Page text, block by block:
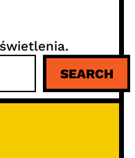
SEARCH